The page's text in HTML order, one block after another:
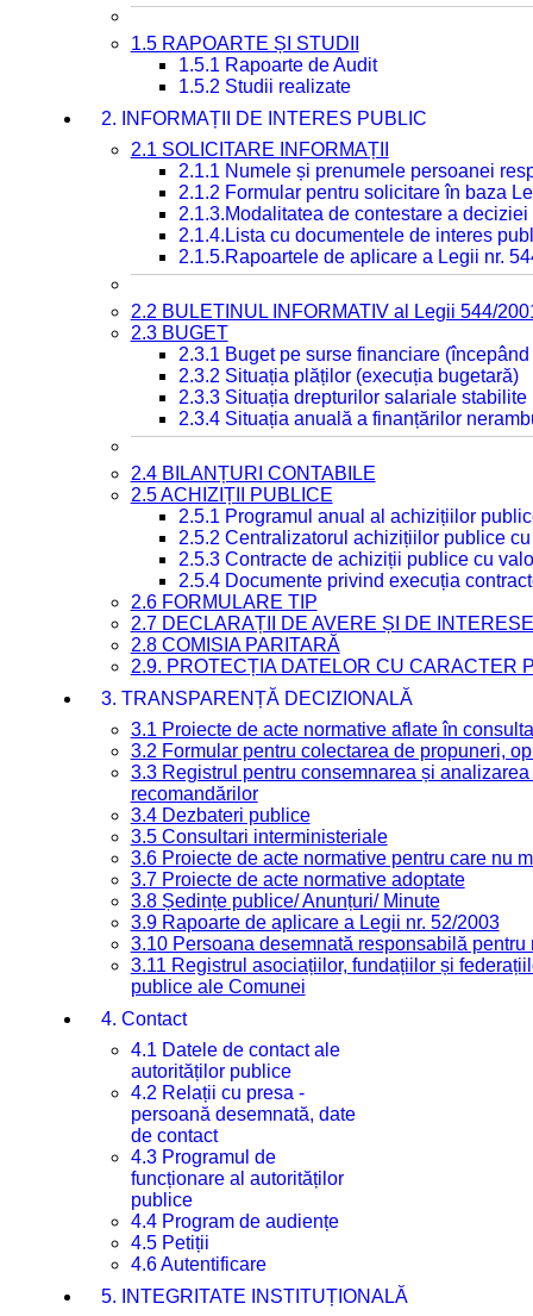
1.5 RAPOARTE ȘI STUDII
1.5.1 Rapoarte de Audit
1.5.2 Studii realizate
2. INFORMAȚII DE INTERES PUBLIC
2.1 SOLICITARE INFORMAȚII
2.1.1 Numele și prenumele persoanei
2.1.2 Formular pentru solicitare în baza
2.1.3.Modalitatea de contestare a
2.1.4.Lista cu documentele de interes
2.1.5.Rapoartele de aplicare a Legii nr.
2.2 BULETINUL INFORMATIV al Legii 544/
2.3 BUGET
2.3.1 Buget pe surse financiare
2.3.2 Situația plăților (execuția bugetară)
2.3.3 Situația drepturilor salariale
2.3.4 Situația anuală a finanțărilor
2.4 BILANȚURI CONTABILE
2.5 ACHIZIȚII PUBLICE
2.5.1 Programul anual al achizițiilor
2.5.2 Centralizatorul achizițiilor publice
2.5.3 Contracte de achiziții publice cu
2.5.4 Documente privind execuția
2.6 FORMULARE TIP
2.7 DECLARAȚII DE AVERE ȘI DE INTERESE
2.8 COMISIA PARITARĂ
2.9. PROTECȚIA DATELOR CU CARACTER
3. TRANSPARENȚĂ DECIZIONALĂ
3.1 Proiecte de acte normative aflate în
3.2 Formular pentru colectarea de propuneri,
3.3 Registrul pentru consemnarea și
recomandărilor
3.4 Dezbateri publice
3.5 Consultari interministeriale
3.6 Proiecte de acte normative pentru care nu
3.7 Proiecte de acte normative adoptate
3.8 Ședințe publice/ Anunțuri/ Minute
3.9 Rapoarte de aplicare a Legii nr. 52/2003
3.10 Persoana desemnată responsabilă
3.11 Registrul asociațiilor, fundațiilor și
publice ale Comunei
4. Contact
4.1 Datele de contact ale
autorităților publice
4.2 Relații cu presa -
persoană desemnată, date
de contact
4.3 Programul de
funcționare al autorităților
publice
4.4 Program de audiențe
4.5 Petiții
4.6 Autentificare
5. INTEGRITATE INSTITUȚIONALĂ